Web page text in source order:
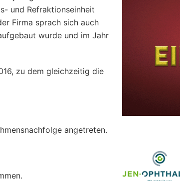
und Refraktionseinheit
Firma sprach sich auch
wurde und im Jahr
zu dem gleichzeitig die
angetreten.